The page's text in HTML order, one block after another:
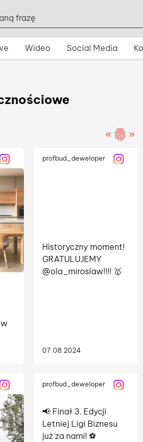
Wideo Social Media
z
i
profbud_deweloper
Historyczny moment!
GRATULUJEMY
@ola_miroslaw!!!! 🥇
07.08.2024
profbud_deweloper
📢 Finał 3. Edycji
Letniej Ligi Biznesu
już za nami! ⚽